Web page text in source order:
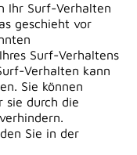
Ihr Surf-Verhalten
geschieht vor
Surf-Verhaltens
Verhalten kann
Sie können
sie durch die
Sie in der